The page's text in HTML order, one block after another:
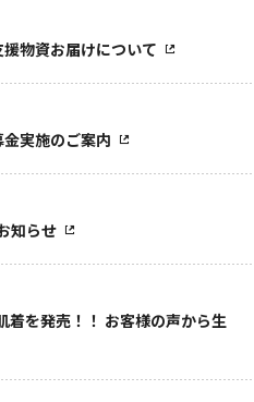
物資お届けについて
実施のご案内
知らせ
着を発売！！ お客様の声から生